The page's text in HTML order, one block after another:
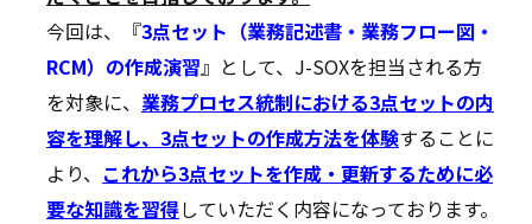
今回は、『3点セット（業務記述書・業務フロー図・
RCM）の作成演習』として、J-SOXを担当される方
を対象に、 業務プロセス統制における3点セットの内
容を理解し、3点セットの作成方法を体験することに
より、 これから3点セットを作成・更新するために必
要な知識を習得していただく内容になっております。